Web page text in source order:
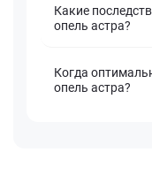
Какие
опель астра?
Когда
опель астра?